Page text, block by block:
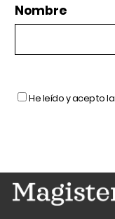
Nombre
He leído y acepto la